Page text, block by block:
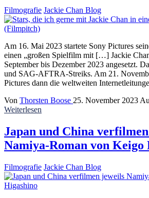
Filmografie Jackie Chan Blog
Am 16. Mai 2023 startete Sony Pictures
einen „großen Spielfilm mit […] Jackie
September bis Dezember 2023 angesetzt.
und SAG-AFTRA-Streiks. Am 21.
Pictures dann die weltweiten
Von Thorsten Boose 25. November 2023
Weiterlesen
Japan und China
Namiya-Roman von Keigo
Filmografie Jackie Chan Blog